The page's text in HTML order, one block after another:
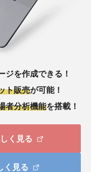
ジを作成できる！
ト販売が可能！
者分析機能を搭載！
く見る
く見る